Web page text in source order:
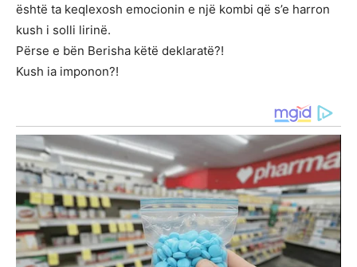
është ta keqlexosh emocionin e një kombi që s’e harron
kush i solli lirinë.
Përse e bën Berisha këtë deklaratë?!
Kush ia imponon?!